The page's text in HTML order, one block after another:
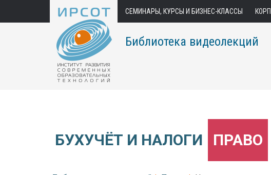
СЕМИНАРЫ, КУРСЫ И БИЗНЕС-КЛАССЫ
Библиотека видеолекций
БУХУЧЁТ И НАЛОГИ ПРАВО